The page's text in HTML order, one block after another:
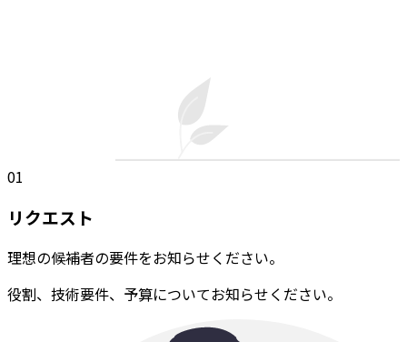
01
リクエスト
理想の候補者の要件をお知らせください。
役割、技術要件、予算についてお知らせください。